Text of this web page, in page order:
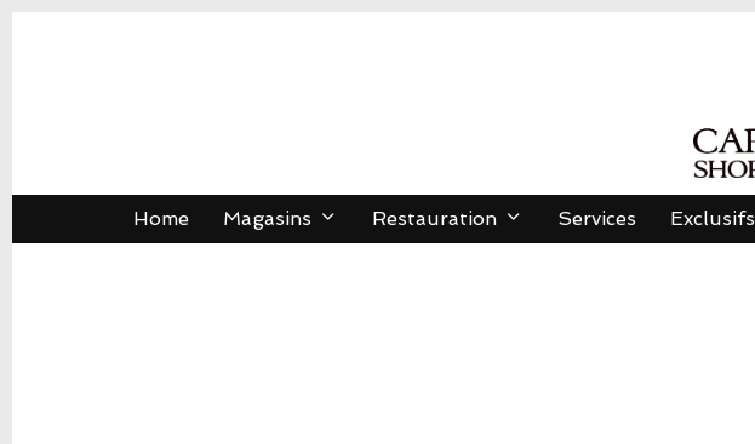
Home Magasins Restauration Services Exclusifs